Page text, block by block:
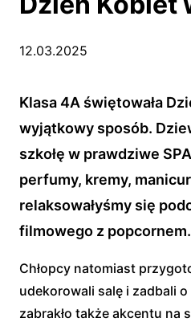
12.03.2025
Klasa 4A świętowała
wyjątkowy sposób.
szkołę w prawdziwe
perfumy, kremy,
relaksowałyśmy się
filmowego z popcornem.
Chłopcy natomiast
udekorowali salę i zadbali
zabrakło także akcentu na